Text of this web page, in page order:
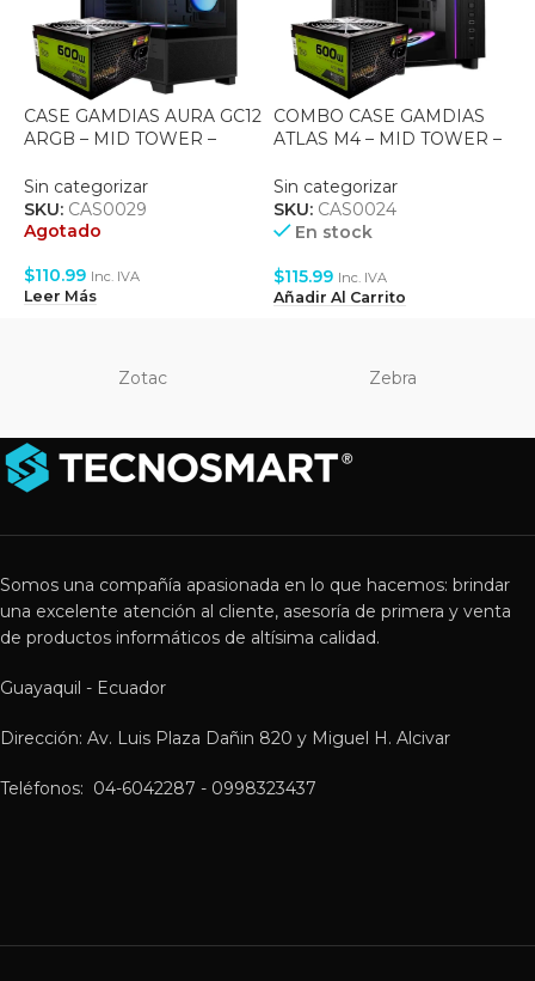
CASE GAMDIAS AURA GC12
ARGB – MID TOWER –
6 FAN 120MM ARGB –
BLACK + FUENTE 600W
Sin categorizar
SKU: CAS0029
Agotado
$110.99 Inc. IVA
Leer Más
COMBO CASE GAMDIAS
ATLAS M4 – MID TOWER –
4 FAN 120MM ARGB –
BLACK + FUENTE 600W
Sin categorizar
SKU: CAS0024
En stock
$115.99 Inc. IVA
Añadir Al Carrito
Zotac Zebra
Somos una compañía apasionada en lo que hacemos: brindar
una excelente atención al cliente, asesoría de primera y venta
de productos informáticos de altísima calidad.
Guayaquil - Ecuador
Dirección: Av. Luis Plaza Dañin 820 y Miguel H. Alcivar
Teléfonos: 04-6042287 - 0998323437